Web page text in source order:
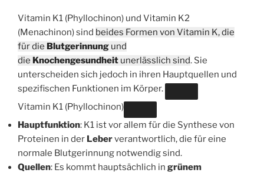
Vitamin K1 (Phyllochinon) und Vitamin K2
(Menachinon) sind beides Formen von Vitamin K, die
für die Blutgerinnung und
die Knochengesundheit unerlässlich sind. Sie
unterscheiden sich jedoch in ihren Hauptquellen und
spezifischen Funktionen im Körper.
Vitamin K1 (Phyllochinon)
Hauptfunktion: K1 ist vor allem für die Synthese von
Proteinen in der Leberverantwortlich, die für eine
normale Blutgerinnung notwendig sind.
Quellen: Es kommt hauptsächlich in grünem